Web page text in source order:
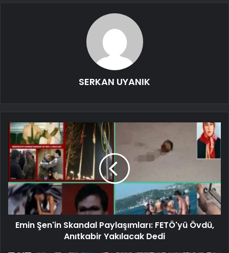
SERKAN UYANIK
Emin Şen'in Skandal Paylaşımları: FETÖ'yü Övdü,
Anıtkabir Yakılacak Dedi